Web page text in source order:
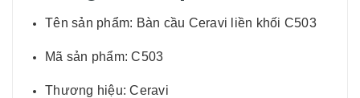
Tên sản phẩm: Bàn cầu Ceravi liền khối C503
Mã sản phẩm: C503
Thương hiệu: Ceravi